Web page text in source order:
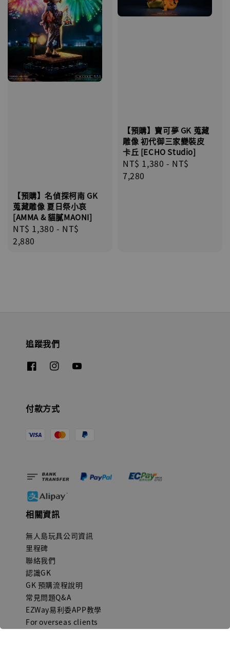
【預購】名偵探柯南 GK
蒐藏雕像 夏日祭小哀
[AMMA & 貓膩MAONI]
Regular
price
NT$ 1,380 - NT$
2,880
【預購】寶可夢 GK 蒐藏
雕像 初代御三家變裝皮
卡丘 [ECHO Studio]
Regular
price
NT$ 1,380 - NT$
7,280
追蹤我們
付款方式
相關資訊
無人島玩具公司資訊
里程碑
聯絡我們
認識GK
GK 預購流程說明
常見問題Q&A
EZWay易利委APP教學
For overseas clients